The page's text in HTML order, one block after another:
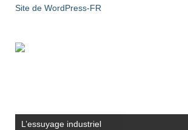
Site de WordPress-FR
L’essuyage industriel